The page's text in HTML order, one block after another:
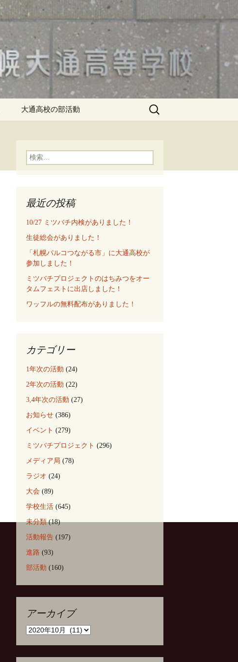
大通高校の部活動
検
索:
検
索:
最近の投稿
10/27 ミツバチ内検がありました！
生徒総会がありました！
「札幌パルコつながる市」に大通高校が
参加しました！
ミツバチプロジェクトのはちみつをオー
タムフェストに出店しました！
ワッフルの無料配布がありました！
カテゴリー
1年次の活動 (24)
2年次の活動 (22)
3,4年次の活動 (27)
お知らせ (386)
イベント (279)
ミツバチプロジェクト (296)
メディア局 (78)
ラジオ (24)
大会 (89)
学校生活 (645)
未分類(18)
活動報告 (197)
進路 (93)
部活動 (160)
アーカイブ
ア